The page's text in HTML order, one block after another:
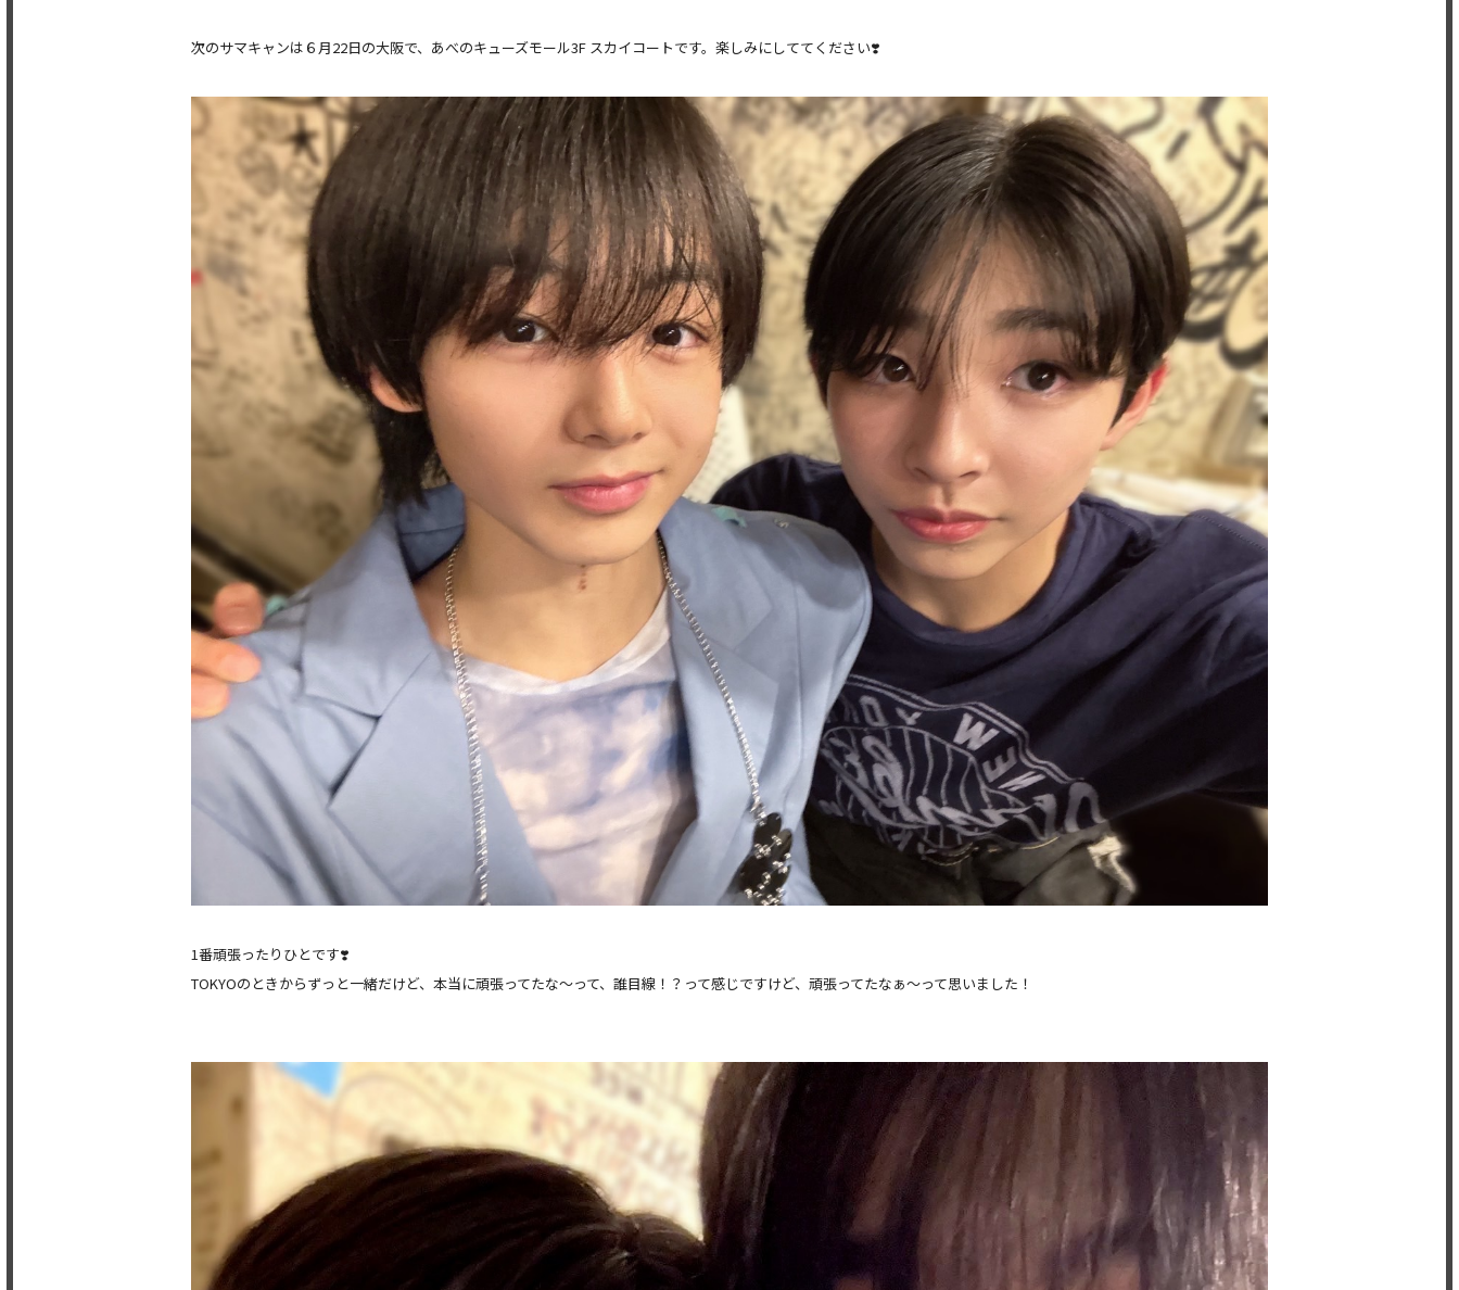
次のサマキャンは６月22日の大阪で、 あべのキューズモール3F スカイコートです。 楽しみにしててください❣️
1番頑張ったりひとです❣️
TOKYOのときからずっと一緒だけど、本当に頑張ってたな〜って、誰目線！？って感じですけど、頑張ってたなぁ〜って思いました！